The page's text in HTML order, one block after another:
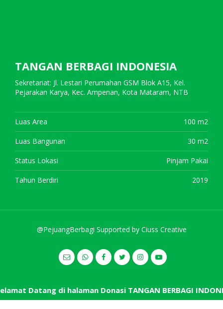
TANGAN BERBAGI INDONESIA
Sekretariat: Jl. Lestari Perumahan GSM Blok A15, Kel.
Pejarakan Karya, Kec. Ampenan, Kota Mataram, NTB
Luas Area 100 m2
Luas Bangunan 30 m2
Status Lokasi Pinjam Pakai
Tahun Berdiri 2019
@PejuangBerbagi Supported by Ciuss Creative
Datang di halaman Donasi TANGAN BERBAGI